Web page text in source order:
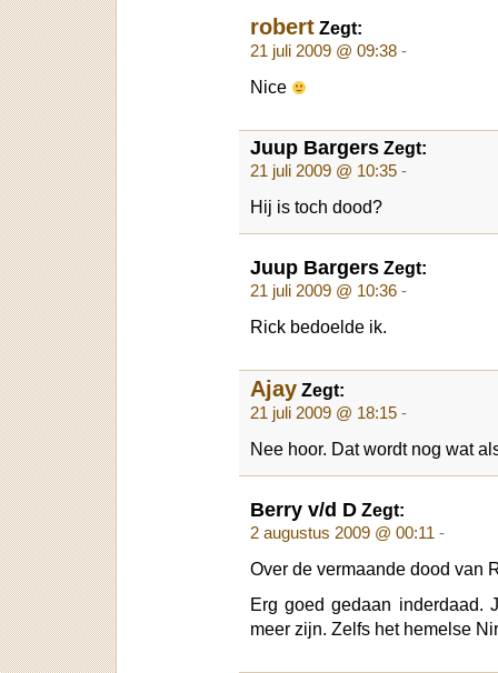
robert Zegt:
21 juli 2009 @ 09:38 -
Nice
Juup Bargers Zegt:
21 juli 2009 @ 10:35 -
Hij is toch dood?
Juup Bargers Zegt:
21 juli 2009 @ 10:36 -
Rick bedoelde ik.
Ajay Zegt:
21 juli 2009 @ 18:15 -
Nee hoor. Dat wordt nog wat
Berry v/d D Zegt:
2 augustus 2009 @ 00:11 -
Over de vermaande dood van
Erg goed gedaan inderdaad.
meer zijn. Zelfs het hemelse